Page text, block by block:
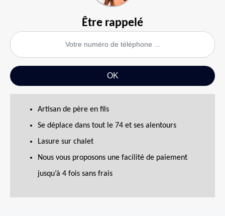
Être rappelé
Artisan de père en fils
Se déplace dans tout le 74 et ses alentours
Lasure sur chalet
Nous vous proposons une facilité de paiement
jusqu’à 4 fois sans frais